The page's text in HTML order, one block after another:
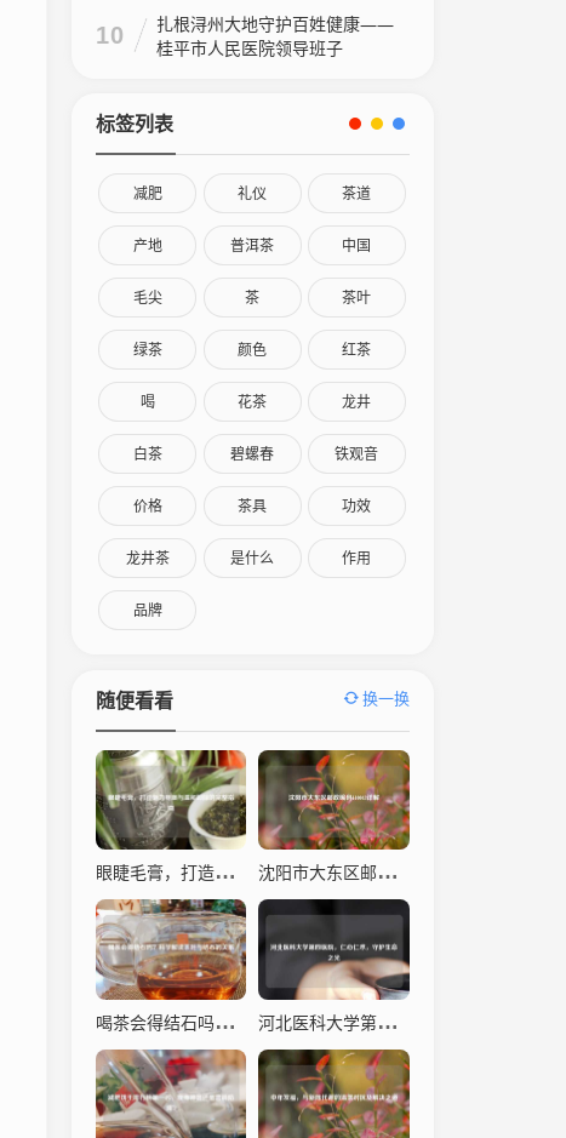
10
扎根浔州大地守护百姓健康——
桂平市人民医院领导班子
标签列表
减肥 礼仪 茶道
产地 普洱茶 中国
毛尖 茶 茶叶
绿茶 颜色 红茶
喝 花茶 龙井
白茶 碧螺春 铁观音
价格 茶具 功效
龙井茶 是什么 作用
品牌
随便看看 换一换
眼睫毛膏，打造魅力电眼与温和卸除的完整指南 沈阳市大东区邮政编码110043详解
喝茶会得结石吗？科学解读茶叶与结石的关系 河北医科大学第四医院，仁心仁术，守护生命之光